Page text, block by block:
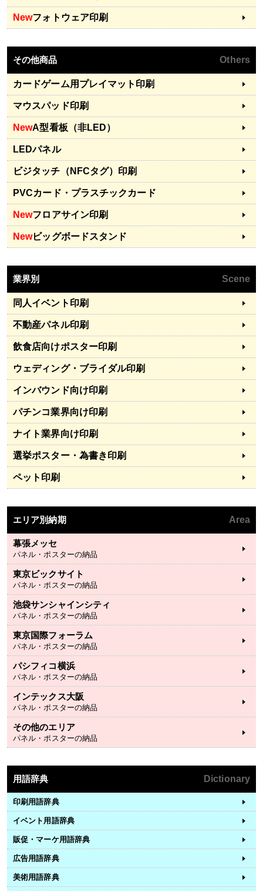
Newフォトウェア印刷
その他商品 Others
カードゲーム用プレイマット印刷
マウスパッド印刷
NewA型看板（非LED）
LEDパネル
ビジタッチ（NFCタグ）印刷
PVCカード・プラスチックカード
Newフロアサイン印刷
Newビッグボードスタンド
業界別 Scene
同人イベント印刷
不動産パネル印刷
飲食店向けポスター印刷
ウェディング・ブライダル印刷
インバウンド向け印刷
パチンコ業界向け印刷
ナイト業界向け印刷
選挙ポスター・為書き印刷
ペット印刷
エリア別納期 Area
幕張メッセ
パネル・ポスターの納品
東京ビックサイト
パネル・ポスターの納品
池袋サンシャインシティ
パネル・ポスターの納品
東京国際フォーラム
パネル・ポスターの納品
パシフィコ横浜
パネル・ポスターの納品
インテックス大阪
パネル・ポスターの納品
その他のエリア
パネル・ポスターの納品
用語辞典 Dictionary
印刷用語辞典
イベント用語辞典
販促・マーケ用語辞典
広告用語辞典
美術用語辞典